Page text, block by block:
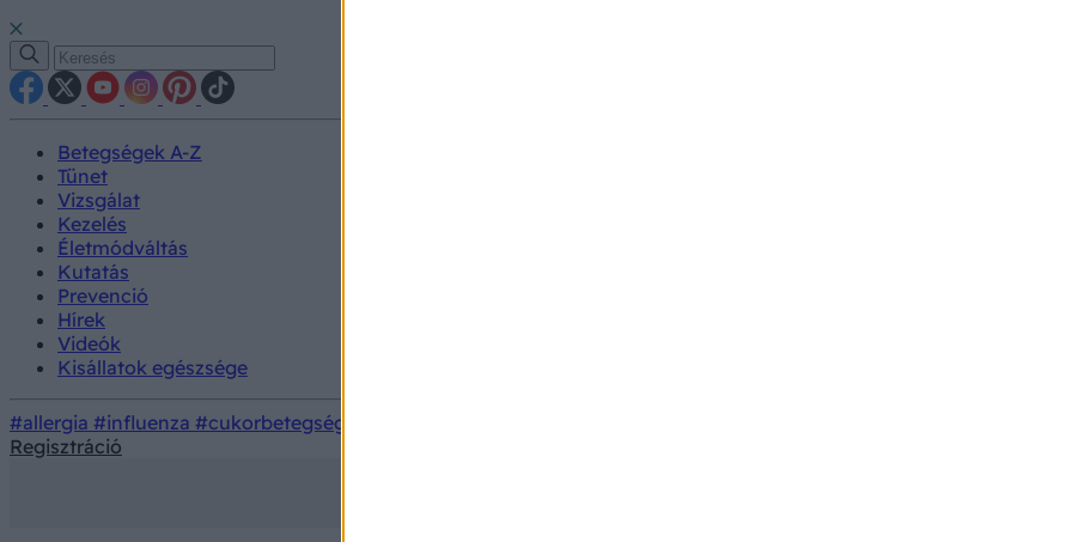
Betegségek A-Z
Tünet
Vizsgálat
Kezelés
Életmódváltás
Kutatás
Prevenció
Hírek
Videók
Kisállatok egészsége
#allergia #influenza #cukorbetegség
Regisztráció